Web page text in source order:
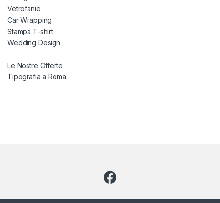
Vetrofanie
Car Wrapping
Stampa T-shirt
Wedding Design
Le Nostre Offerte
Tipografia a Roma